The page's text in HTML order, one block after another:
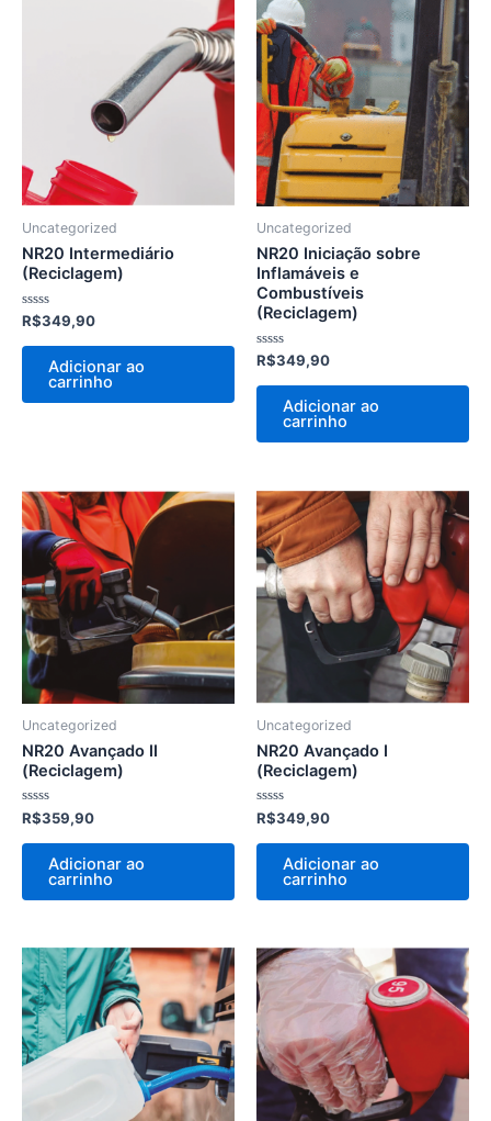
Uncategorized
NR20 Intermediário
(Reciclagem)
Avaliação
de
R$349,90
Adicionar ao
carrinho
Uncategorized
NR20 Iniciação sobre
Inflamáveis e
Combustíveis
(Reciclagem)
Avaliação
de
R$349,90
Adicionar ao
carrinho
Uncategorized
NR20 Avançado II
(Reciclagem)
Avaliação
0
de
R$359,90
Adicionar ao
carrinho
Uncategorized
NR20 Avançado I
(Reciclagem)
Avaliação
0
de
R$349,90
Adicionar ao
carrinho